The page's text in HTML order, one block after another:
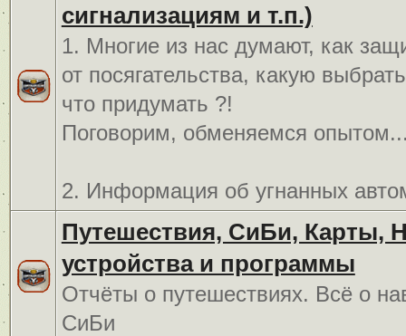
сигнализациям и т.п.)
1. Многие из нас думают, как
от посягательства, какую
что придумать ?!
Поговорим, обменяемся
2. Информация об угнанных
Путешествия, СиБи, Карты,
устройства и программы
Отчёты о путешествиях. Всё о
СиБи